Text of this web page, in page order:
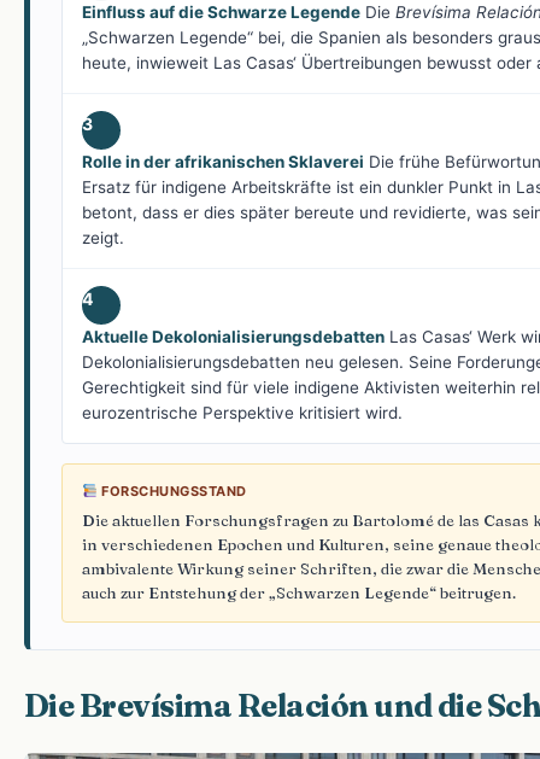
Einfluss auf die Schwarze Legende Die Brevísima
„Schwarzen Legende“ bei, die Spanien als besonders
heute, inwieweit Las Casas‘ Übertreibungen bewusst
3
Rolle in der afrikanischen Sklaverei Die frühe
Ersatz für indigene Arbeitskräfte ist ein dunkler Punkt in
betont, dass er dies später bereute und revidierte, was
zeigt.
4
Aktuelle Dekolonialisierungsdebatten Las Casas‘ Werk
Dekolonialisierungsdebatten neu gelesen. Seine
Gerechtigkeit sind für viele indigene Aktivisten weiterhin
eurozentrische Perspektive kritisiert wird.
FORSCHUNGSSTAND
Die aktuellen Forschungsfragen zu Bartolomé de las Casas
in verschiedenen Epochen und Kulturen, seine genaue
ambivalente Wirkung seiner Schriften, die zwar die
auch zur Entstehung der „Schwarzen Legende“ beitrugen.
Die Brevísima Relación und die